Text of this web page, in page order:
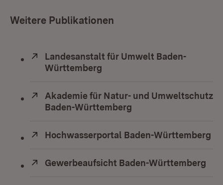
Weitere Publikationen
Extern:
Landesanstalt für Umwelt Baden-
Württemberg
Extern:
Akademie für Natur- und Umweltschutz
Baden-Württemberg
Extern:
Hochwasserportal Baden-Württemberg
Extern:
Gewerbeaufsicht Baden-Württemberg